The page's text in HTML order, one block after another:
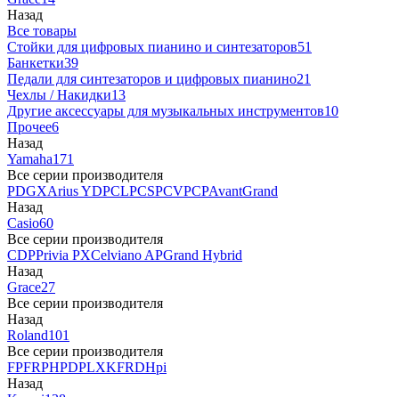
Назад
Все товары
Стойки для цифровых пианино и синтезаторов51
Банкетки39
Педали для синтезаторов и цифровых пианино21
Чехлы / Накидки13
Другие аксессуары для музыкальных инструментов10
Прочее6
Назад
Yamaha171
Все серии производителя
PDGXArius YDPCLPCSPCVPCPAvantGrand
Назад
Casio60
Все серии производителя
CDPPrivia PXCelviano APGrand Hybrid
Назад
Grace27
Все серии производителя
Назад
Roland101
Все серии производителя
FPFRPHPDPLXKFRDHpi
Назад